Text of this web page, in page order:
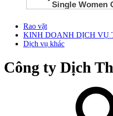
Rao vặt
KINH DOANH DỊCH VỤ
Dịch vụ khác
Công ty Dịch